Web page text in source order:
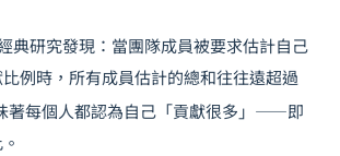
典研究發現：當團隊成員被要求估計自己
例時，所有成員估計的總和往往遠超過
著每個人都認為自己「貢獻很多」——即